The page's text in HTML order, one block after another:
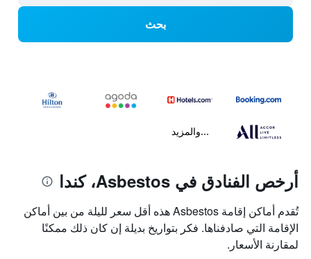
بحث
...والمزيد
أرخص الفنادق في Asbestos، كندا
تُقدم أماكن إقامة Asbestos هذه أقل سعر لليلة من بين أماكن
الإقامة التي صادفناها. فكر بتواريخ بديلة إن كان ذلك ممكنًا
لمقارنة الأسعار.